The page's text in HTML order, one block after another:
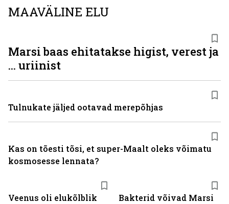
MAAVÄLINE ELU
Veenus oli elukõlblik
Bakterid võivad Marsi
Marsi baas ehitatakse higist, verest ja
... uriinist
Tulnukate jäljed ootavad merepõhjas
Kas on tõesti tõsi, et super-Maalt oleks võimatu
kosmosesse lennata?